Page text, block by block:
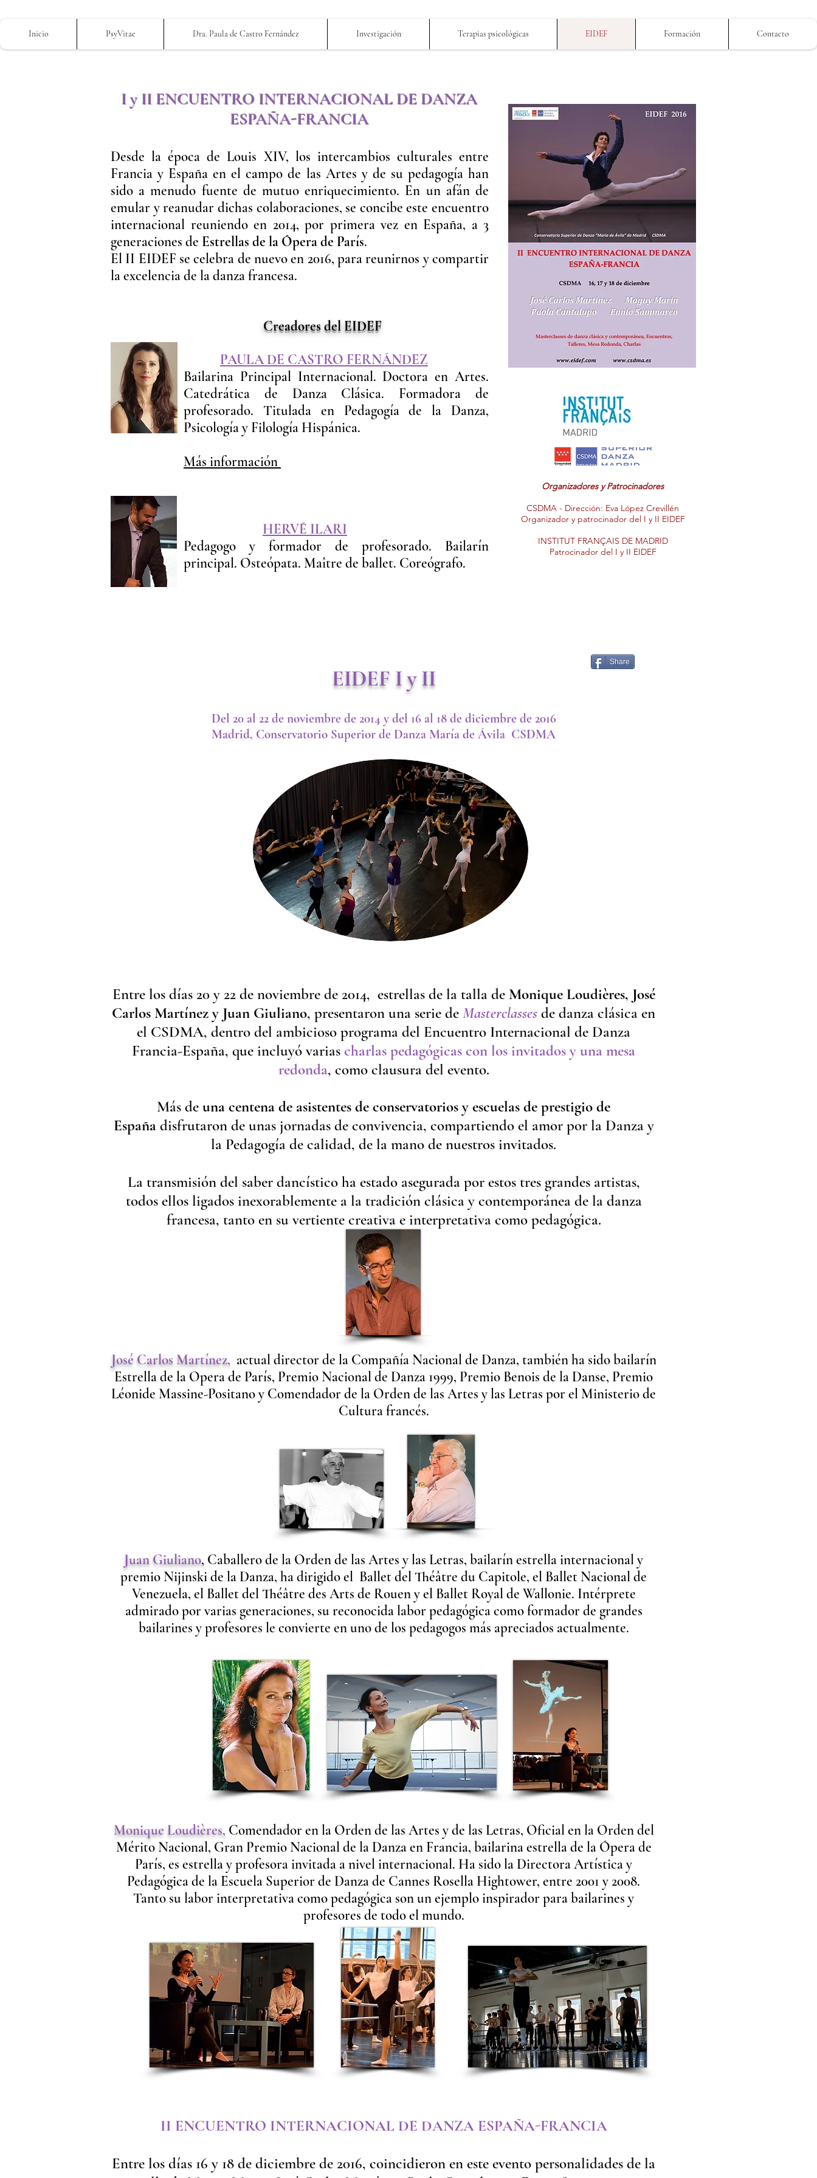
Inicio PsyVitae Dra. Paula de Castro Fernández Investigación Terapias psicológicas EIDEF Formación Contacto
I y II ENCUENTRO INTERNACIONAL DE DANZA
ESPAÑA-FRANCIA
Desde la época de Louis XIV, los intercambios culturales entre
Francia y España en el campo de las Artes y de su pedagogía han
sido a menudo fuente de mutuo enriquecimiento. En un afán de
emular y reanudar dichas colaboraciones, se concibe este encuentro
internacional reuniendo en 2014, por primera vez en España, a 3
generaciones de Estrellas de la Ópera de París.
El II EIDEF se celebra de nuevo en 2016, para reunirnos y compartir
la excelencia de la danza francesa.
Creadores del EIDEF
PAULA DE CASTRO FERNÁNDEZ
Bailarina Principal Internacional. Doctora en Artes.
Catedrática de Danza Clásica. Formadora de
profesorado. Titulada en Pedagogía de la Danza,
Psicología y Filología Hispánica.
Más información
HERVÉ ILARI
Pedagogo y formador de profesorado. Bailarín
principal. Osteópata. Maître de ballet. Coreógrafo.
Organizadores y Patrocinadores
CSDMA - Dirección: Eva López Crevillén
Organizador y patrocinador del I y II EIDEF
INSTITUT FRANÇAIS DE MADRID
Patrocinador del I y II EIDEF
Share
EIDEF I y II
Del 20 al 22 de noviembre de 2014 y del 16 al 18 de diciembre de 2016
Madrid, Conservatorio Superior de Danza María de Ávila CSDMA
Entre los días 20 y 22 de noviembre de 2014, estrellas de la talla deMonique Loudières, José
Carlos Martínez y Juan Giuliano, presentaron una serie de Masterclasses de danza clásica en
el CSDMA, dentro del ambicioso programa del Encuentro Internacional de Danza
Francia-España, que incluyó varias charlas pedagógicas con los invitados y una mesa
redonda, como clausura del evento.
Más de una centena de asistentes de conservatorios y escuelas de prestigio de
España disfrutaron de unas jornadas de convivencia, compartiendo el amor por la Danza y
la Pedagogía de calidad, de la mano de nuestros invitados.
La transmisión del saber dancístico ha estado asegurada por estos tres grandes artistas,
todos ellos ligados inexorablemente a la tradición clásica y contemporánea de la danza
francesa, tanto en su vertiente creativa e interpretativa como pedagógica.
José Carlos Martínez, actual director de la Compañía Nacional de Danza, también ha sido bailarín
Estrella de la Opera de París, Premio Nacional de Danza 1999, Premio Benois de la Danse, Premio
Léonide Massine-Positano y Comendador de la Orden de las Artes y las Letras por el Ministerio de
Cultura francés.
Juan Giuliano, Caballero de la Orden de las Artes y las Letras, bailarín estrella internacional y
premio Nijinski de la Danza, ha dirigido el Ballet del Théâtre du Capitole, el Ballet Nacional de
Venezuela, el Ballet del Théâtre des Arts de Rouen y el Ballet Royal de Wallonie. Intérprete
admirado por varias generaciones, su reconocida labor pedagógica como formador de grandes
bailarines y profesores le convierte en uno de los pedagogos más apreciados actualmente.
Monique Loudières, Comendador en la Orden de las Artes y de las Letras, Oficial en la Orden del
Mérito Nacional, Gran Premio Nacional de la Danza en Francia, bailarina estrella de la Ópera de
París, es estrella y profesora invitada a nivel internacional. Ha sido la Directora Artística y
Pedagógica de la Escuela Superior de Danza de Cannes Rosella Hightower, entre 2001 y 2008.
Tanto su labor interpretativa como pedagógica son un ejemplo inspirador para bailarines y
profesores de todo el mundo.
II ENCUENTRO INTERNACIONAL DE DANZA ESPAÑA-FRANCIA
Entre los días 16 y 18 de diciembre de 2016, coincidieron en este evento personalidades de la